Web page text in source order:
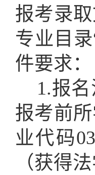
报考录取
专业目录
件要求：
1.报
报考前
业代码
（获得